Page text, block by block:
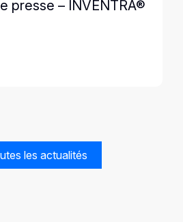
presse – INVENTRA®
les actualités